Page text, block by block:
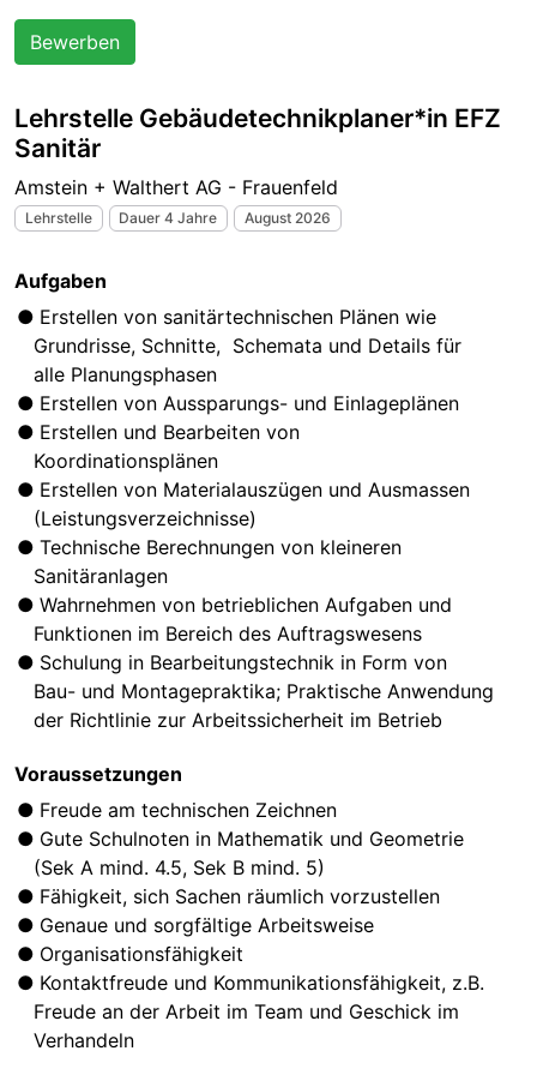
Bewerben
Lehrstelle Gebäudetechnikplaner*in EFZ
Sanitär
Amstein + Walthert AG - Frauenfeld
Lehrstelle Dauer 4 Jahre August 2026
Aufgaben
Erstellen von sanitärtechnischen Plänen wie
Grundrisse, Schnitte, Schemata und Details für
alle Planungsphasen
Erstellen von Aussparungs- und Einlageplänen
Erstellen und Bearbeiten von
Koordinationsplänen
Erstellen von Materialauszügen und Ausmassen
(Leistungsverzeichnisse)
Technische Berechnungen von kleineren
Sanitäranlagen
Wahrnehmen von betrieblichen Aufgaben und
Funktionen im Bereich des Auftragswesens
Schulung in Bearbeitungstechnik in Form von
Bau- und Montagepraktika; Praktische Anwendung
der Richtlinie zur Arbeitssicherheit im Betrieb
Voraussetzungen
Freude am technischen Zeichnen
Gute Schulnoten in Mathematik und Geometrie
(Sek A mind. 4.5, Sek B mind. 5)
Fähigkeit, sich Sachen räumlich vorzustellen
Genaue und sorgfältige Arbeitsweise
Organisationsfähigkeit
Kontaktfreude und Kommunikationsfähigkeit, z.B.
Freude an der Arbeit im Team und Geschick im
Verhandeln